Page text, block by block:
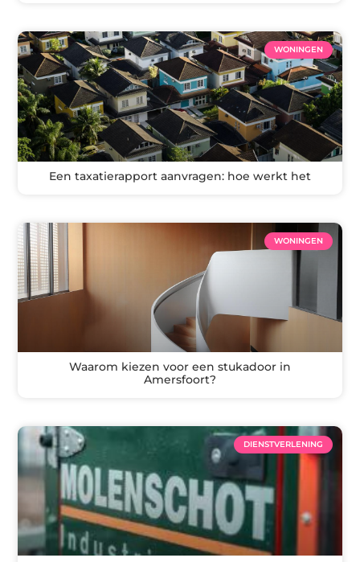
WONINGEN
Een taxatierapport aanvragen: hoe werkt het
WONINGEN
Waarom kiezen voor een stukadoor in
Amersfoort?
DIENSTVERLENING